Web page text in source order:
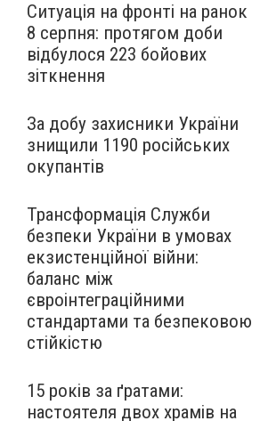
Ситуація на фронті на ранок
8 серпня: протягом доби
відбулося 223 бойових
зіткнення
За добу захисники України
знищили 1190 російських
окупантів
Трансформація Служби
безпеки України в умовах
екзистенційної війни:
баланс між
євроінтеграційними
стандартами та безпековою
стійкістю
15 років за ґратами:
настоятеля двох храмів на